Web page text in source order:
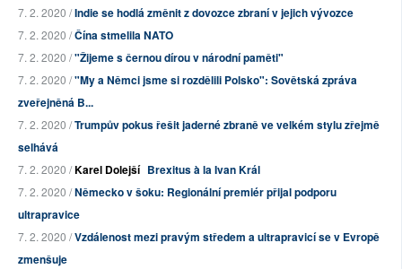
7. 2. 2020 /Indie se hodlá změnit z dovozce zbraní v jejich vývozce
7. 2. 2020 /Čína stmelila NATO
7. 2. 2020 /"Žijeme s černou dírou v národní paměti"
7. 2. 2020 /"My a Němci jsme si rozdělili Polsko": Sovětská zpráva
zveřejněná B...
7. 2. 2020 /Trumpův pokus řešit jaderné zbraně ve velkém stylu zřejmě
selhává
7. 2. 2020 /Karel Dolejší Brexitus à la Ivan Král
7. 2. 2020 /Německo v šoku: Regionální premiér přijal podporu
ultrapravice
7. 2. 2020 /Vzdálenost mezi pravým středem a ultrapravicí se v Evropě
zmenšuje